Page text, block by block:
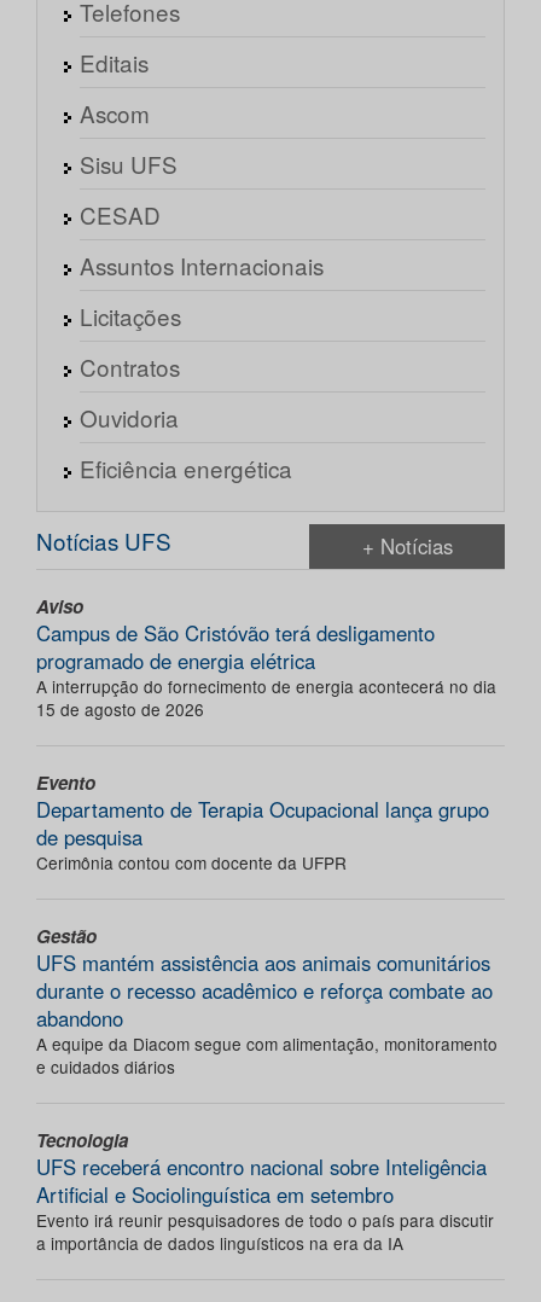
Telefones
Editais
Ascom
Sisu UFS
CESAD
Assuntos Internacionais
Licitações
Contratos
Ouvidoria
Eficiência energética
Notícias UFS + Notícias
Aviso
Campus de São Cristóvão terá desligamento
programado de energia elétrica
A interrupção do fornecimento de energia acontecerá no dia
15 de agosto de 2026
Evento
Departamento de Terapia Ocupacional lança grupo
de pesquisa
Cerimônia contou com docente da UFPR
Gestão
UFS mantém assistência aos animais comunitários
durante o recesso acadêmico e reforça combate ao
abandono
A equipe da Diacom segue com alimentação, monitoramento
e cuidados diários
Tecnologia
UFS receberá encontro nacional sobre Inteligência
Artificial e Sociolinguística em setembro
Evento irá reunir pesquisadores de todo o país para discutir
a importância de dados linguísticos na era da IA